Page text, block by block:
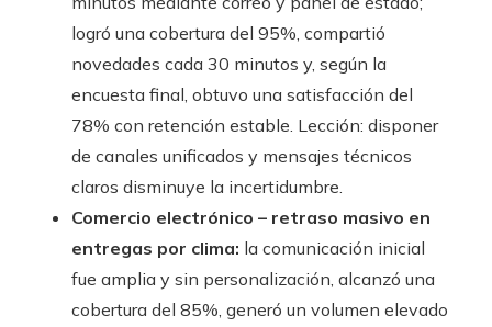
logró una cobertura del 95%, compartió
novedades cada 30 minutos y, según la
encuesta final, obtuvo una satisfacción del
78% con retención estable. Lección: disponer
de canales unificados y mensajes técnicos
claros disminuye la incertidumbre.
Comercio electrónico – retraso masivo en
entregas por clima: la comunicación inicial
fue amplia y sin personalización, alcanzó una
cobertura del 85%, generó un volumen elevado